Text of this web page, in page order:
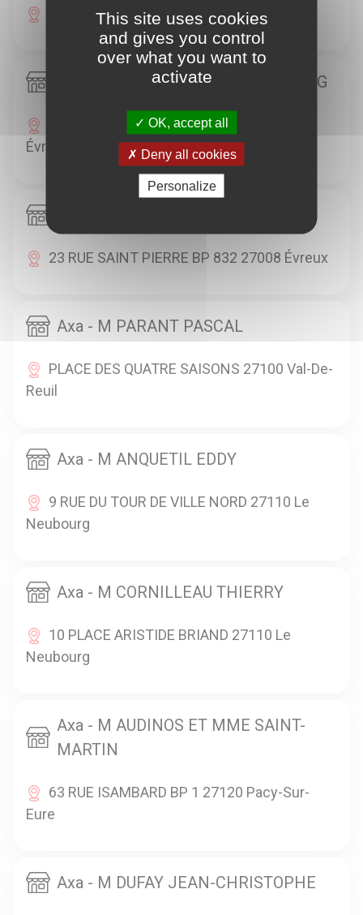
30 RUE DE VERDUN BP 322 27003 Évreux
Axa - MME COMBE P ET M COMBE G
23 RUE SAINT THOMAS BP 812 27008
Évreux
23 RUE SAINT PIERRE BP 832 27008 Évreux
Axa - M PARANT PASCAL
PLACE DES QUATRE SAISONS 27100 Val-De-
Reuil
Axa - M ANQUETIL EDDY
9 RUE DU TOUR DE VILLE NORD 27110 Le
Neubourg
Axa - M CORNILLEAU THIERRY
10 PLACE ARISTIDE BRIAND 27110 Le
Neubourg
Axa - M AUDINOS ET MME SAINT-
MARTIN
63 RUE ISAMBARD BP 1 27120 Pacy-Sur-
Eure
Axa - M DUFAY JEAN-CHRISTOPHE
This site uses cookies
and gives you control
over what you want to
activate
OK, accept all
Deny all cookies
Personalize